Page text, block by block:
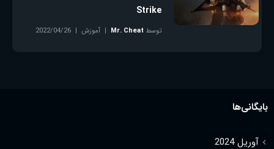
Strike
توسط Mr. Cheat آموزش
2022/04/26
بایگانی‌ها
آوریل 2024